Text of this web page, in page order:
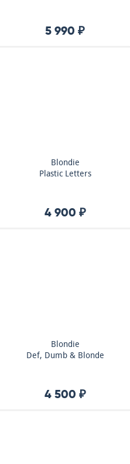
5 990 ₽
Blondie
Plastic Letters
4 900 ₽
Blondie
Def, Dumb & Blonde
4 500 ₽